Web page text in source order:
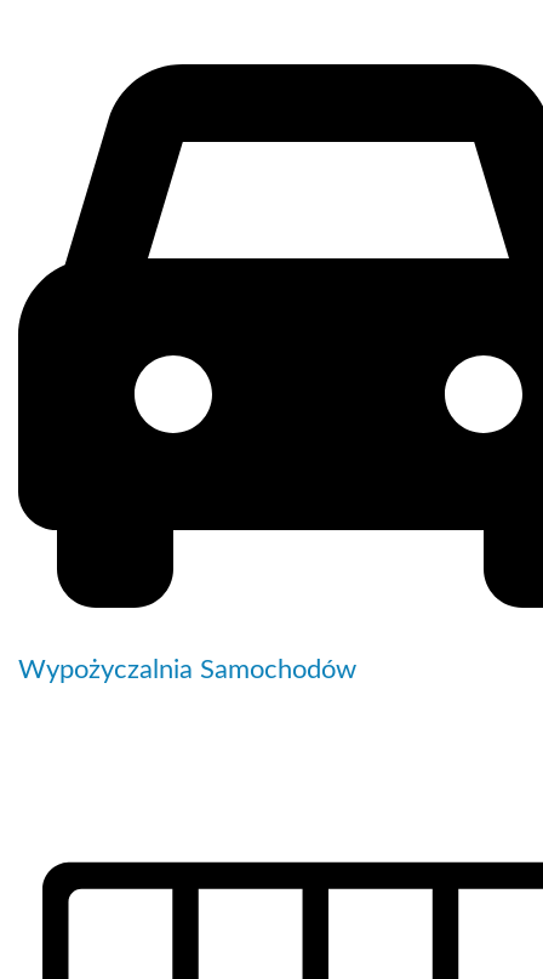
Wypożyczalnia Samochodów